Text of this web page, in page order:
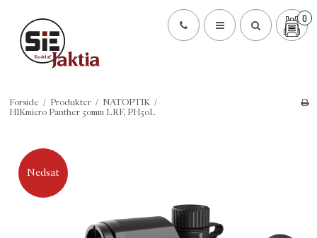
0
Forside / Produkter / NATOPTIK /
HIKmicro Panther 50mm LRF, PH50L
Nedsat